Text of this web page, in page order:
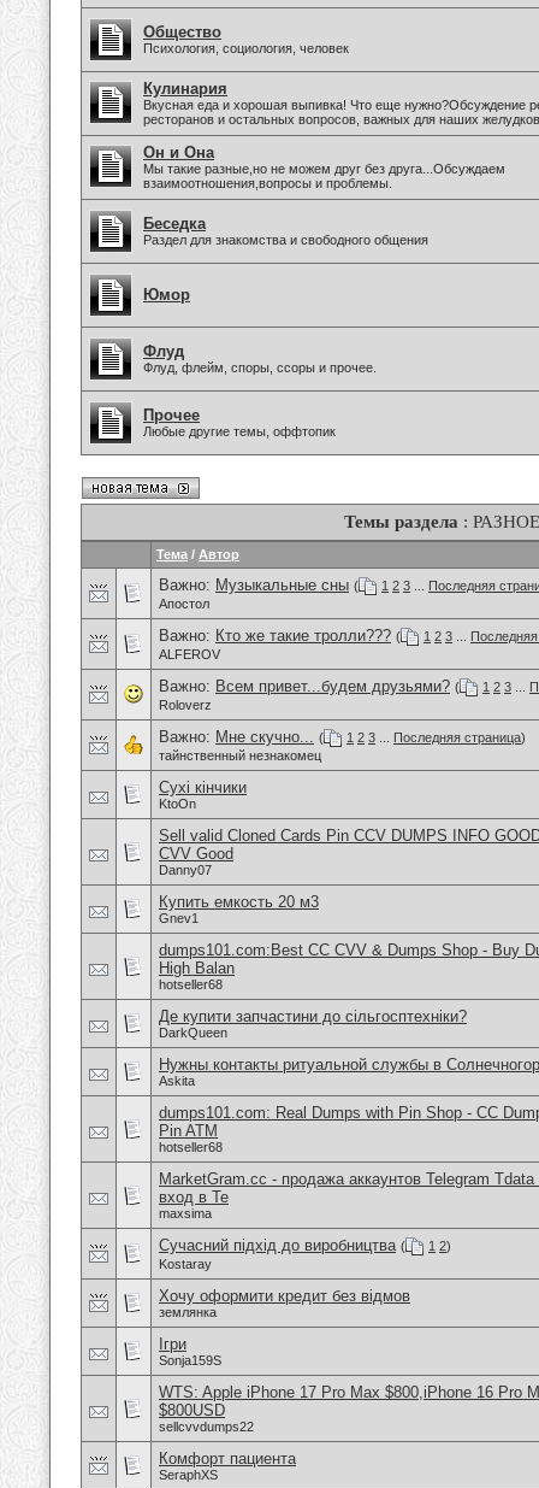
Общество
Психология, социология, человек
Кулинария
Вкусная еда и хорошая выпивка! Что еще нужно?Обсуждение
ресторанов и остальных вопросов, важных для наших
Он и Она
Мы такие разные,но не можем друг без друга...Обсуждаем
взаимоотношения,вопросы и проблемы.
Беседка
Раздел для знакомства и свободного общения
Юмор
Флуд
Флуд, флейм, споры, ссоры и прочее.
Прочее
Любые другие темы, оффтопик
Темы раздела : РАЗНОЕ
Тема / Автор
Важно: Музыкальные сны ( 1 2 3
Последняя
Апостол
Важно: Кто же такие тролли??? ( 1 2 3
ALFEROV
Важно: Всем привет...будем друзьями? ( 1 2 3
Roloverz
Важно: Мне скучно... ( 1 2 3 Последняя страница)
тайнственный незнакомец
Сухі кінчики
KtoOn
Sell valid Cloned Cards Pin CCV DUMPS INFO
CVV Good
Danny07
Купить емкость 20 м3
Gnev1
dumps101.com:Best CC CVV & Dumps Shop - Buy
High Balan
hotseller68
Де купити запчастини до сільгосптехніки?
DarkQueen
Нужны контакты ритуальной службы в
Askita
dumps101.com: Real Dumps with Pin Shop - CC
Pin ATM
hotseller68
MarketGram.cc - продажа аккаунтов Telegram
вход в Te
maxsima
Сучасний підхід до виробництва ( 1 2)
Kostaray
Хочу оформити кредит без відмов
землянка
Ігри
Sonja159S
WTS: Apple iPhone 17 Pro Max $800,iPhone 16 Pro
$800USD
sellcvvdumps22
Комфорт пациента
SeraphXS